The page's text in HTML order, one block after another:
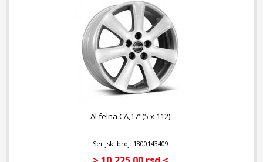
Al felna CA,17"(5 x 112)
Serijski broj: 1800143409